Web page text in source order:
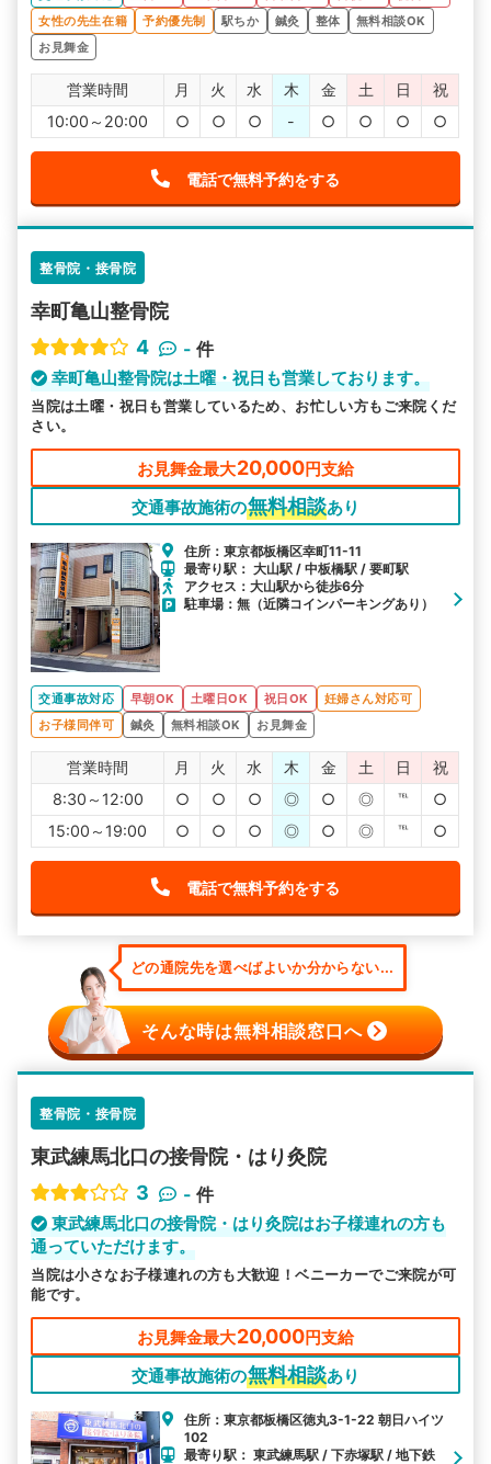
女性の先生在籍
予約優先制 駅ちか 鍼灸 整体
無料相談OK
お見舞金
営業時間 月 火 水 木 金 土 日
祝
10:00～20:00
○ ○ ○ - ○ ○ ○ ○
電話で無料予約をする
整骨院・接骨院
幸町亀山整骨院
4
- 件
幸町亀山整骨院は土曜・祝日も営業しております。
当院は土曜・祝日も営業しているため、お忙しい方もご来院くだ
さい。
お見舞金最大20,000円支給
交通事故施術の無料相談あり
住所：東京都板橋区幸町11-11
最寄り駅： 大山駅 / 中板橋駅 / 要町駅
アクセス：大山駅から徒歩6分
駐車場：無（近隣コインパーキングあり）
交通事故対応 早朝OK 土曜日OK 祝日OK
妊婦さん対応可
お子様同伴可
鍼灸 無料相談OK お見舞金
営業時間 月 火 水 木 金 土 日
祝
8:30～12:00
○ ○ ○ ◎ ○ ◎ ℡
○
15:00～19:00
○ ○ ○ ◎ ○ ◎ ℡ ○
電話で無料予約をする
どの通院先を選べばよいか分からない...
そんな時は無料相談窓口へ
整骨院・接骨院
東武練馬北口の接骨院・はり灸院
3
- 件
東武練馬北口の接骨院・はり灸院はお子様連れの方も
通っていただけます。
当院は小さなお子様連れの方も大歓迎！ベニーカーでご来院が可
能です。
お見舞金最大20,000円支給
交通事故施術の無料相談あり
住所：東京都板橋区徳丸3-1-22 朝日ハイツ
102
最寄り駅： 東武練馬駅 / 下赤塚駅 / 地下鉄